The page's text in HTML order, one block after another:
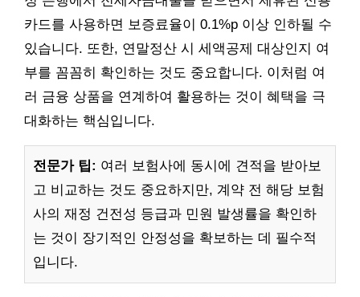
카드를 사용하면 보증료율이 0.1%p 이상 인하될 수
있습니다. 또한, 연말정산 시 세액공제 대상인지 여
부를 꼼꼼히 확인하는 것도 중요합니다. 이처럼 여
러 금융 상품을 연계하여 활용하는 것이 혜택을 극
대화하는 핵심입니다.
전문가 팁: 여러 보험사에 동시에 견적을 받아보
고 비교하는 것도 중요하지만, 계약 전 해당 보험
사의 재정 건전성 등급과 민원 발생률을 확인하
는 것이 장기적인 안정성을 확보하는 데 필수적
입니다.